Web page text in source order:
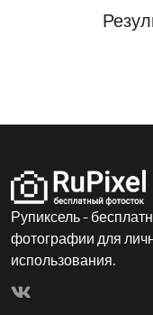
Рупиксель -
фотографии для
использования.